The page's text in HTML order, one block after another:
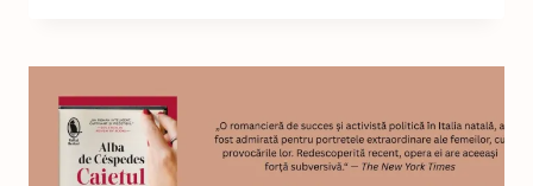
ȘI
FEMEI
PUTERNICE